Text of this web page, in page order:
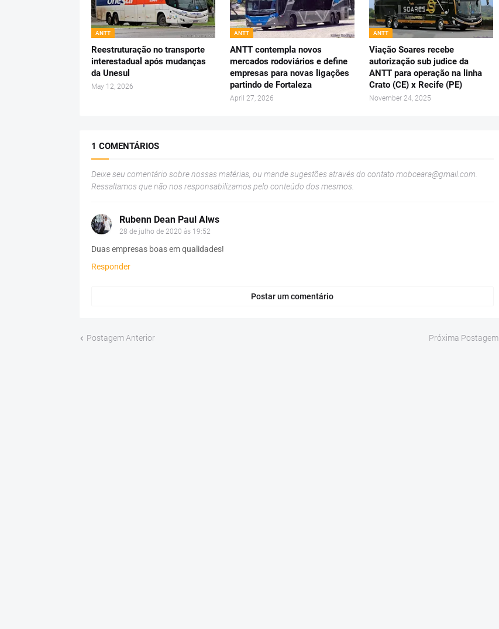
ANTT
Reestruturação no transporte
interestadual após mudanças
da Unesul
May 12, 2026
ANTT
ANTT contempla novos
mercados rodoviários e define
empresas para novas ligações
partindo de Fortaleza
April 27, 2026
ANTT
Viação Soares recebe
autorização sub judice da
ANTT para operação na linha
Crato (CE) x Recife (PE)
November 24, 2025
1 COMENTÁRIOS
Deixe seu comentário sobre nossas matérias, ou mande sugestões através do contato mobceara@gmail.com.
Ressaltamos que não nos responsabilizamos pelo conteúdo dos mesmos.
Rubenn Dean Paul Alws
28 de julho de 2020 às 19:52
Duas empresas boas em qualidades!
Responder
Postar um comentário
Postagem Anterior Próxima Postagem